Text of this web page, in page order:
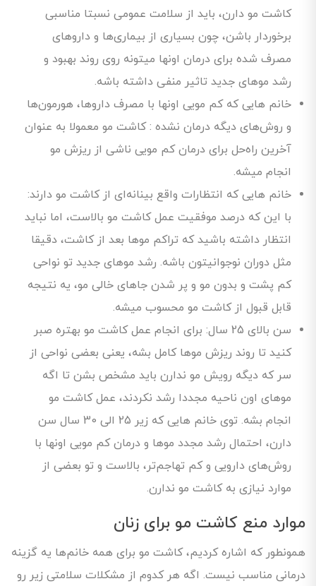
کاشت مو دارن، باید از سلامت عمومی نسبتا مناسبی
برخوردار باشن، چون بسیاری از بیماری‌ها و داروهای
مصرف شده برای درمان اونها میتونه روی روند بهبود و
رشد موهای جدید تاثیر منفی داشته باشه.
خانم هایی که کم مویی اونها با مصرف داروها، هورمون‌ها
و روش‌های دیگه درمان نشده‌ : کاشت مو معمولا به عنوان
آخرین راه‌حل برای درمان کم مویی ناشی از ریزش مو
انجام میشه.
خانم هایی که انتظارات واقع بینانه‌ای از کاشت مو دارند:
با این که درصد موفقیت عمل کاشت مو بالاست، اما نباید
انتظار داشته باشید که تراکم موها بعد از کاشت، دقیقا
مثل دوران نوجوانیتون باشه. رشد موهای جدید تو نواحی
کم پشت و بدون مو و پر شدن جاهای خالی مو، یه نتیجه
قابل قبول از کاشت مو محسوب میشه.
سن بالای 25 سال: برای انجام عمل کاشت مو بهتره صبر
کنید تا روند ریزش موها کامل بشه، یعنی بعضی نواحی از
سر که دیگه رویش مو ندارن باید مشخص بشن تا اگه
موهای اون ناحیه مجددا رشد نکردند، عمل کاشت مو
انجام بشه. توی خانم هایی که زیر 25 الی 30 سال سن
دارن، احتمال رشد مجدد موها و درمان کم مویی اونها با
روش‌های دارویی و کم تهاجم‌تر، بالاست و تو بعضی از
موارد نیازی به کاشت مو ندارن.
موارد منع کاشت مو برای زنان
همونطور که اشاره کردیم، کاشت مو برای همه خانم‌ها یه گزینه
درمانی مناسب نیست. اگه هر کدوم از مشکلات سلامتی زیر رو